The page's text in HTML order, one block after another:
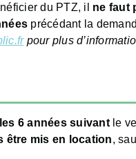
du PTZ, il ne faut
précédant la
pour plus
6 années suivantle
être mis en location,